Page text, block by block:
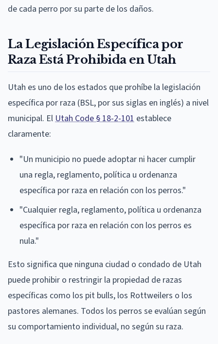
de cada perro por su parte de los daños.
La Legislación Específica por
Raza Está Prohibida en Utah
Utah es uno de los estados que prohíbe la legislación
específica por raza (BSL, por sus siglas en inglés) a nivel
municipal. El Utah Code § 18-2-101 establece
claramente:
"Un municipio no puede adoptar ni hacer cumplir
una regla, reglamento, política u ordenanza
específica por raza en relación con los perros."
"Cualquier regla, reglamento, política u ordenanza
específica por raza en relación con los perros es
nula."
Esto significa que ninguna ciudad o condado de Utah
puede prohibir o restringir la propiedad de razas
específicas como los pit bulls, los Rottweilers o los
pastores alemanes. Todos los perros se evalúan según
su comportamiento individual, no según su raza.